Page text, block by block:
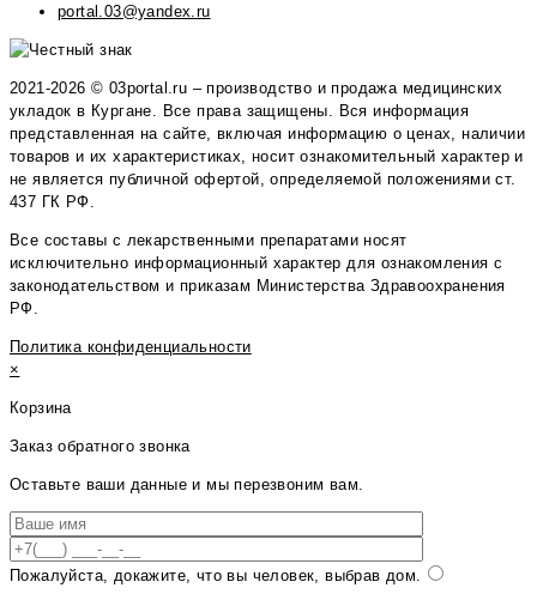
portal.03@yandex.ru
2021-2026 © 03portal.ru – производство и продажа медицинских
укладок в Кургане. Все права защищены. Вся информация
представленная на сайте, включая информацию о ценах, наличии
товаров и их характеристиках, носит ознакомительный характер и
не является публичной офертой, определяемой положениями ст.
437 ГК РФ.
Все составы с лекарственными препаратами носят
исключительно информационный характер для ознакомления с
законодательством и приказам Министерства Здравоохранения
РФ.
Политика конфиденциальности
×
Корзина
Заказ обратного звонка
Оставьте ваши данные и мы перезвоним вам.
Пожалуйста, докажите, что вы человек, выбрав дом.